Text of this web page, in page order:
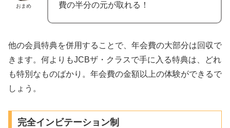
おまめ
費の半分の元が取れる！
他の会員特典を併用することで、年会費の大部分は回収で
きます。何よりもJCBザ・クラスで手に入る特典は、どれ
も特別なものばかり。年会費の金額以上の体験ができるで
しょう。
完全インビテーション制